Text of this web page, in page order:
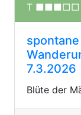
T
7.3.2026
Blüte der